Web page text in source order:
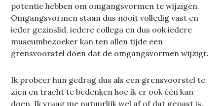
potentie hebben om omgangsvormen te wijzigen.
Omgangsvormen staan dus nooit volledig vast en
ieder gezinslid, iedere collega en dus ook iedere
museumbezoeker kan ten allen tijde een
grensvoorstel doen dat de omgangsvormen wijzigt.
Ik probeer hun gedrag dus als een grensvoorstel te
zien en tracht te bedenken hoe ik er ook één kan
doen. Ik vraag me natuurlijk wel af of dat gepast is,